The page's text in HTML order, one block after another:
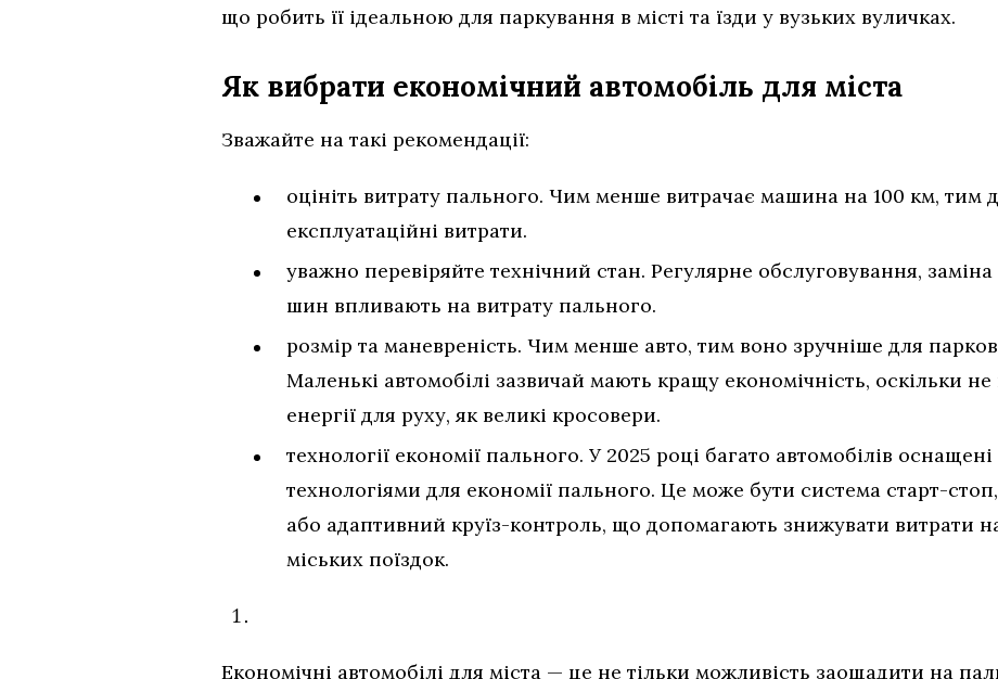
що робить її ідеальною для паркування в місті та їзди у вузьких вуличках.
Як вибрати економічний автомобіль для міста
Зважайте на такі рекомендації:
оцініть витрату пального. Чим менше витрачає машина на 100 км, тим
експлуатаційні витрати.
уважно перевіряйте технічний стан. Регулярне обслуговування, заміна
шин впливають на витрату пального.
розмір та маневреність. Чим менше авто, тим воно зручніше для
Маленькі автомобілі зазвичай мають кращу економічність, оскільки
енергії для руху, як великі кросовери.
технології економії пального. У 2025 році багато автомобілів
технологіями для економії пального. Це може бути система старт-
або адаптивний круїз-контроль, що допомагають знижувати витрати
міських поїздок.
Економічні автомобілі для міста — це не тільки можливість заощадити на